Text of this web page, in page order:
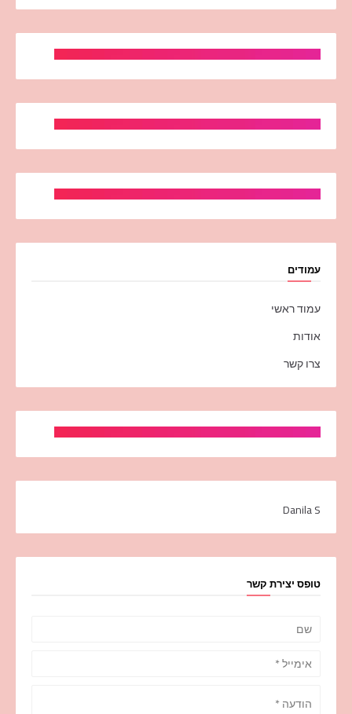
עמודים
עמוד ראשי
אודות
צרו קשר
Danila S
טופס יצירת קשר